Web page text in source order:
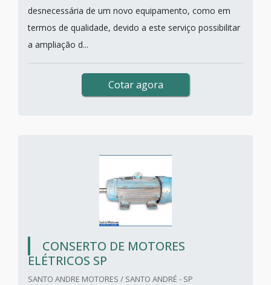
desnecessária de um novo equipamento, como em
termos de qualidade, devido a este serviço possibilitar
a ampliação d...
Cotar agora
CONSERTO DE MOTORES
ELÉTRICOS SP
SANTO ANDRE MOTORES / SANTO ANDRÉ - SP